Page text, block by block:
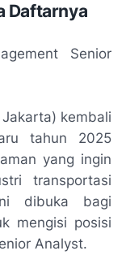
Daftarnya
Senior
kembali
tahun 2025
yang ingin
transportasi
dibuka bagi
mengisi posisi
Analyst.